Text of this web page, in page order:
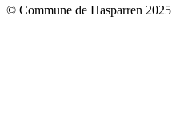
© Commune de Hasparren 2025